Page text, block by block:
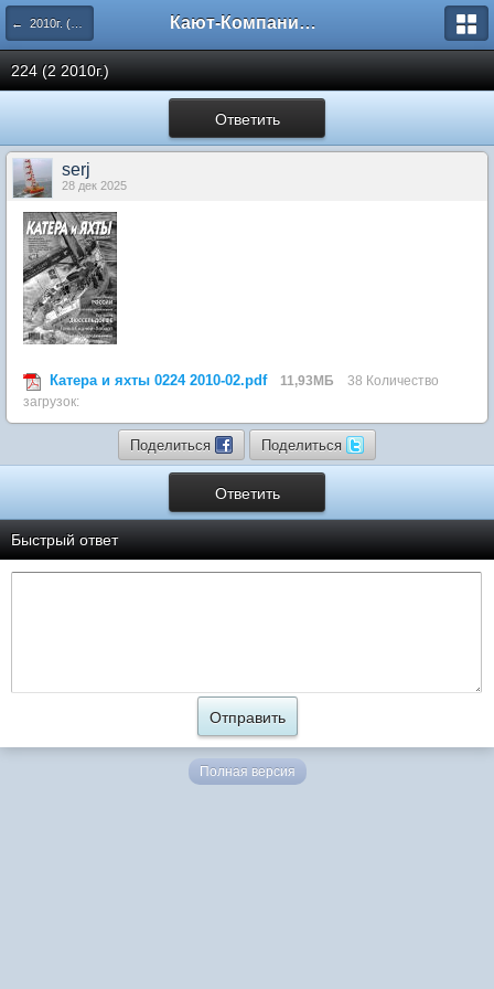
← 2010г. (223-228 номера) Кают-Компания "Катера и Яхты"
224 (2 2010г.)
Ответить
serj
28 дек 2025
Катера и яхты 0224 2010-02.pdf 11,93МБ
38 Количество
загрузок:
Поделиться Поделиться
Ответить
Быстрый ответ
Полная версия